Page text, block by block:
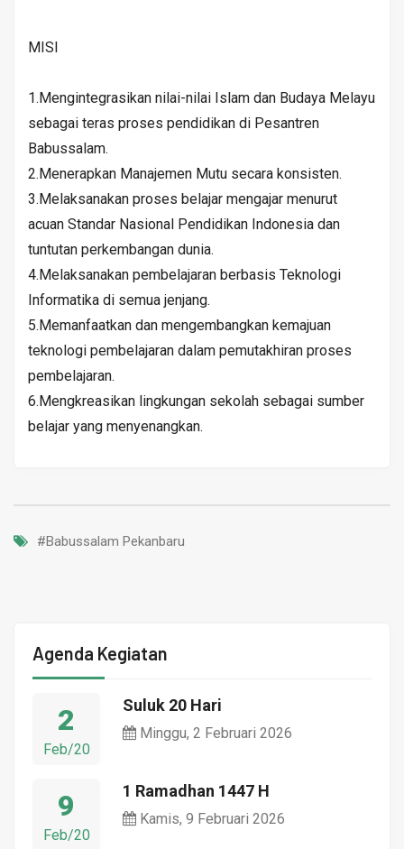
MISI
1.Mengintegrasikan nilai-nilai Islam dan Budaya Melayu
sebagai teras proses pendidikan di Pesantren
Babussalam.
2.Menerapkan Manajemen Mutu secara konsisten.
3.Melaksanakan proses belajar mengajar menurut
acuan Standar Nasional Pendidikan Indonesia dan
tuntutan perkembangan dunia.
4.Melaksanakan pembelajaran berbasis Teknologi
Informatika di semua jenjang.
5.Memanfaatkan dan mengembangkan kemajuan
teknologi pembelajaran dalam pemutakhiran proses
pembelajaran.
6.Mengkreasikan lingkungan sekolah sebagai sumber
belajar yang menyenangkan.
#Babussalam Pekanbaru
Agenda Kegiatan
2
Feb/20
Suluk 20 Hari
Minggu, 2 Februari 2026
9
Feb/20
1 Ramadhan 1447 H
Kamis, 9 Februari 2026